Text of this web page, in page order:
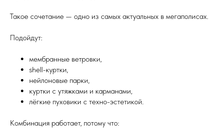
Такое сочетание — одно из самых актуальных в мегаполисах.
Подойдут:
мембранные ветровки,
shell-куртки,
нейлоновые парки,
куртки с утяжками и карманами,
лёгкие пуховики с техно-эстетикой.
Комбинация работает, потому что: